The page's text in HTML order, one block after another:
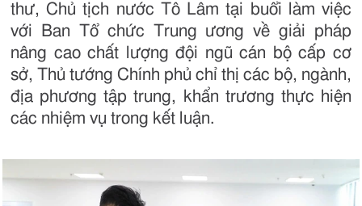
thư, Chủ tịch nước Tô Lâm tại buổi làm việc
với Ban Tổ chức Trung ương về giải pháp
nâng cao chất lượng đội ngũ cán bộ cấp cơ
sở, Thủ tướng Chính phủ chỉ thị các bộ, ngành,
địa phương tập trung, khẩn trương thực hiện
các nhiệm vụ trong kết luận.